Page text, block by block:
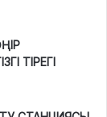
ТІРЕГІ